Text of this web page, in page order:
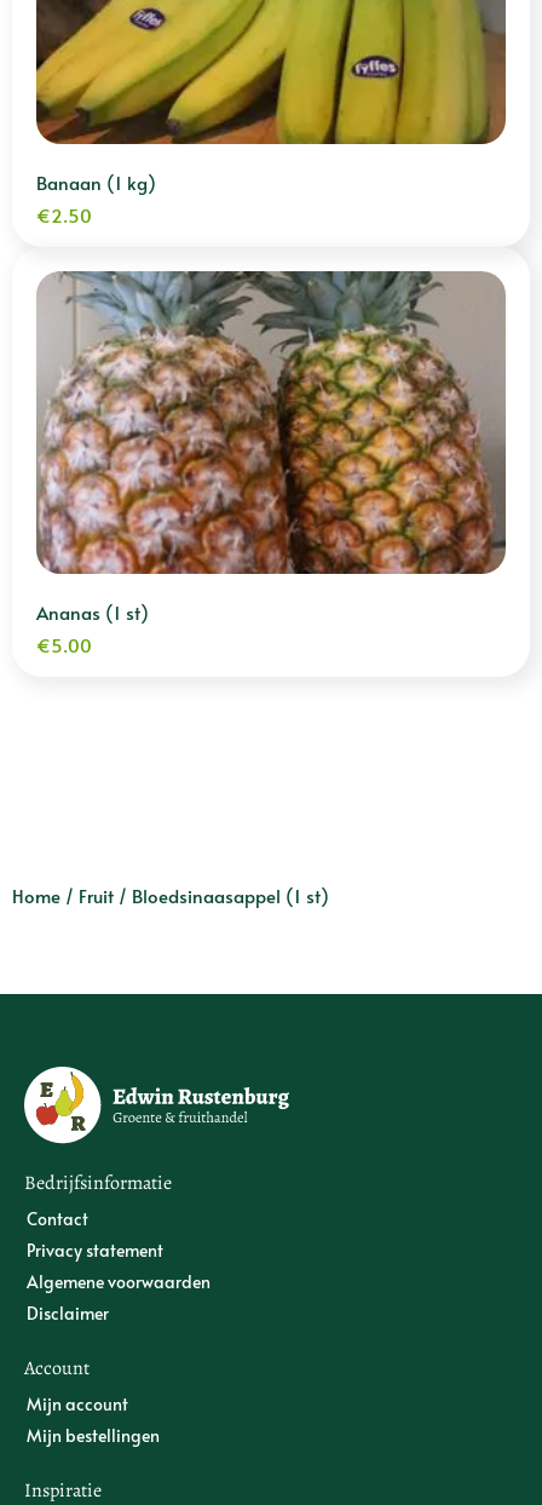
Banaan (1 kg)
€2.50
Ananas (1 st)
€5.00
Home / Fruit / Bloedsinaasappel (1 st)
Bedrijfsinformatie
Contact
Privacy statement
Algemene voorwaarden
Disclaimer
Account
Mijn account
Mijn bestellingen
Inspiratie